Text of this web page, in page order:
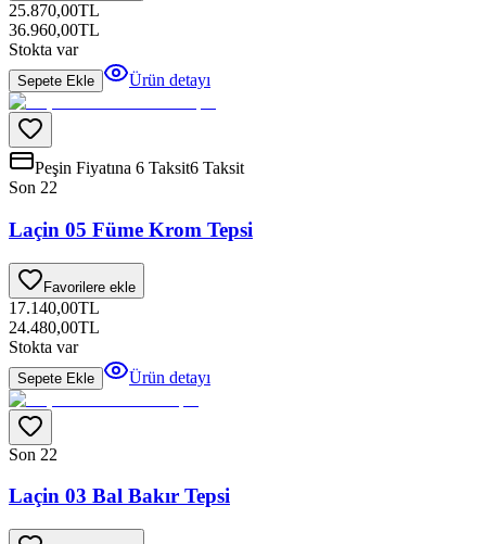
25.870,00TL
36.960,00TL
Stokta var
Sepete Ekle Ürün detayı
Peşin Fiyatına 6 Taksit6 Taksit
Son 22
Laçin 05 Füme Krom Tepsi
Favorilere ekle
17.140,00TL
24.480,00TL
Stokta var
Sepete Ekle Ürün detayı
Son 22
Laçin 03 Bal Bakır Tepsi